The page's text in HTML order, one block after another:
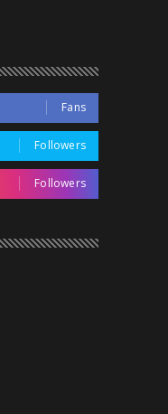
Fans
Followers
Followers